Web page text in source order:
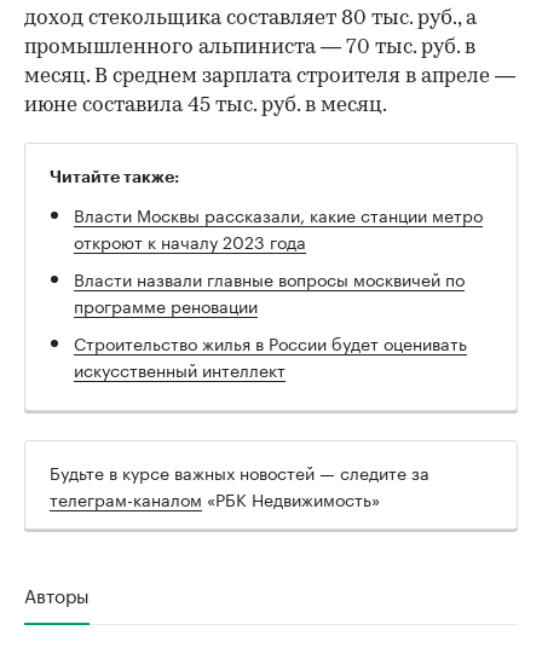
доход стекольщика составляет 80 тыс. руб., а
промышленного альпиниста — 70 тыс. руб. в
месяц. В среднем зарплата строителя в апреле —
июне составила 45 тыс. руб. в месяц.
Читайте также:
Власти Москвы рассказали, какие станции метро
откроют к началу 2023 года
Власти назвали главные вопросы москвичей по
программе реновации
Строительство жилья в России будет оценивать
искусственный интеллект
Будьте в курсе важных новостей — следите за
телеграм-каналом «РБК Недвижимость»
Авторы